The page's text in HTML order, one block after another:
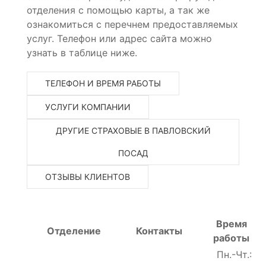
отделения с помощью карты, а так же
ознакомиться с перечнем предоставляемых
услуг. Телефон или адрес сайта можно
узнать в таблице ниже.
ТЕЛЕФОН И ВРЕМЯ РАБОТЫ
УСЛУГИ КОМПАНИИ
ДРУГИЕ СТРАХОВЫЕ В ПАВЛОВСКИЙ
ПОСАД
ОТЗЫВЫ КЛИЕНТОВ
Отделение Контакты
Время
работы
Пн.-Чт.: